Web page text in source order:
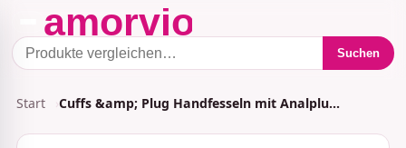
Suchen
Start Cuffs &amp; Plug Handfesseln mit Analplu…